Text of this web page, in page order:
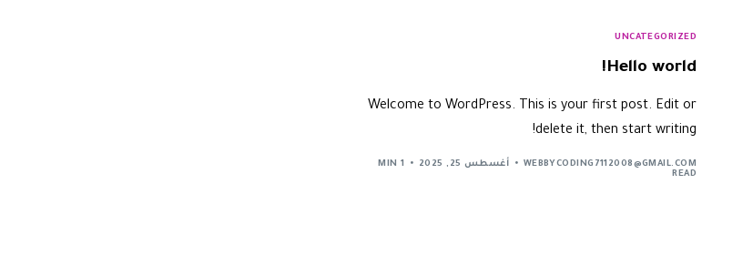
UNCATEGORIZED
Hello world!
Welcome to WordPress. This is your first post. Edit or
delete it, then start writing!
WEBBYCODING7112008@GMAIL.COM أغسطس 25, 2025
1 MIN
READ